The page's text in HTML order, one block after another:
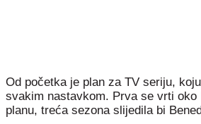
Od početka je plan za TV seriju,
svakim nastavkom. Prva se vrti oko
planu, treća sezona slijedila bi